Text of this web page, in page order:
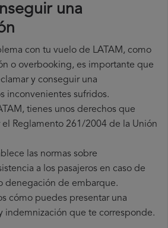
una
con tu vuelo de LATAM, como
o overbooking, es importante que
y conseguir una
inconvenientes sufridos.
tienes unos derechos que
Reglamento 261/2004 de la Unión
las normas sobre
a los pasajeros en caso de
denegación de embarque.
cómo puedes presentar una
indemnización que te corresponde.